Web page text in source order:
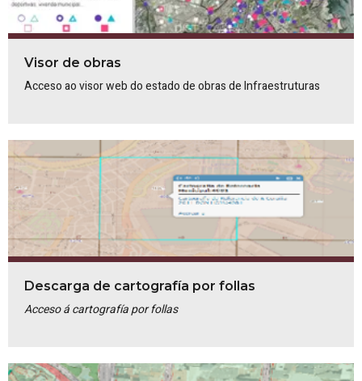
Visor de obras
Acceso ao visor web do estado de obras de Infraestruturas
Descarga de cartografía por follas
Acceso á cartografía por follas